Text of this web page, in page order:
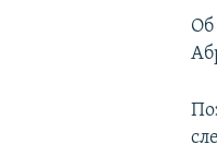
Об